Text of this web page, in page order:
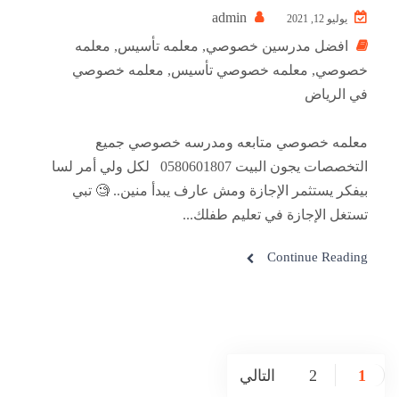
يوليو 12, 2021
افضل مدرسين خصوصي, معلمه تأسيس, معلمه
خصوصي, معلمه خصوصي تأسيس, معلمه خصوصي
في الرياض
معلمه خصوصي متابعه ومدرسه خصوصي جميع
التخصصات يجون البيت 0580601807 لكل ولي أمر لسا
بيفكر يستثمر الإجازة ومش عارف يبدأ منين.. 🧐 تبي
تستغل الإجازة في تعليم طفلك...
Continue Reading
1
2 التالي